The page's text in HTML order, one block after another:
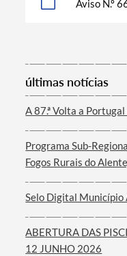
Termo de
Categorias
Aviso N.º
últimas notícias
A 87.ª Volta a
Programa Sub-
Fogos Rurais do
Selo Digital Município
ABERTURA DAS
12 JUNHO 2026